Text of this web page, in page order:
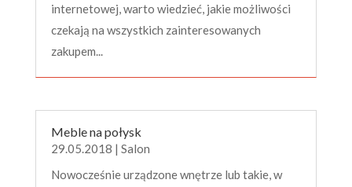
internetowej, warto wiedzieć, jakie możliwości
czekają na wszystkich zainteresowanych
zakupem...
Meble na połysk
29.05.2018 | Salon
Nowocześnie urządzone wnętrze lub takie, w